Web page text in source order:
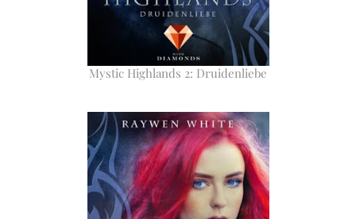
Mystic Highlands 2: Druidenliebe